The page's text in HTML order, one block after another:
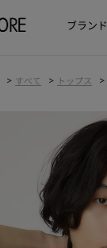
ブランド
> すべて > トップス >